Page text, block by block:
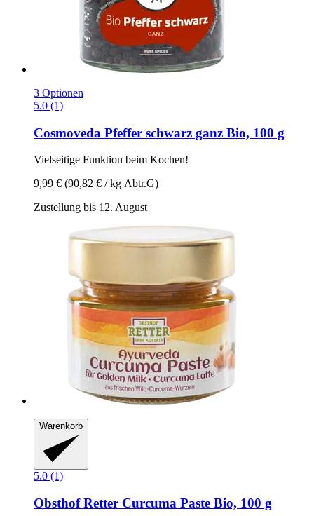
3 Optionen
5.0 (1)
Cosmoveda Pfeffer schwarz ganz Bio, 100 g
Vielseitige Funktion beim Kochen!
9,99 € (90,82 € / kg Abtr.G)
Zustellung bis 12. August
Warenkorb
5.0 (1)
Obsthof Retter Curcuma Paste Bio, 100 g